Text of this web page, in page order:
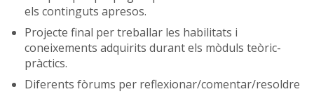
els continguts apresos.
Projecte final per treballar les habilitats i
coneixements adquirits durant els mòduls teòric-
pràctics.
Diferents fòrums per reflexionar/comentar/resoldre